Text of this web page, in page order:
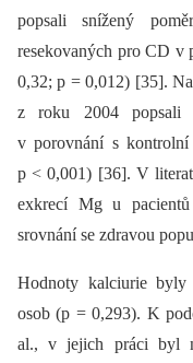
popsali snížený
resekovaných pro CD v
0,32; p = 0,012) [35].
z roku 2004 popsali
v porovnání s
p < 0,001) [36]. V
exkrecí Mg u
srovnání se zdravou
Hodnoty kalciurie byly
osob (p = 0,293). K
al., v jejich práci byl